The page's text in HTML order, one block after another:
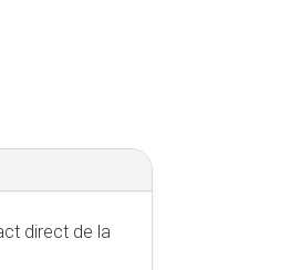
direct de la